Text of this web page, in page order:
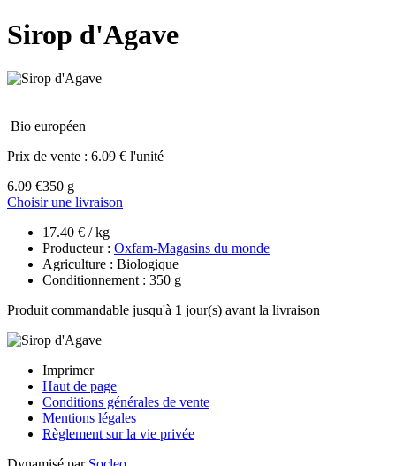
Sirop d'Agave
Bio européen
Prix de vente : 6.09 € l'unité
6.09 €350 g
Choisir une livraison
17.40 € / kg
Producteur : Oxfam-Magasins du monde
Agriculture : Biologique
Conditionnement : 350 g
Produit commandable jusqu'à 1 jour(s) avant la livraison
Imprimer
Haut de page
Conditions générales de vente
Mentions légales
Règlement sur la vie privée